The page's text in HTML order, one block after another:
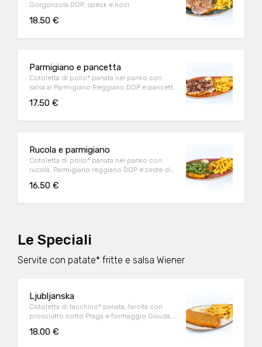
Gorgonzola DOP, speck e noci
18.50 €
Parmigiano e pancetta
Cotoletta di pollo* panata nel panko con
salsa al Parmigiano Reggiano DOP e pancetta
17.50 €
Rucola e parmigiano
Cotoletta di pollo* panata nel panko con
rucola, Parmigiano reggiano DOP e zeste di
16.50 €
Le Speciali
Servite con patate* fritte e salsa Wiener
Ljubljanska
Cotoletta di tacchino* panata, farcita con
prosciutto cotto Praga e formaggio Gouda,
18.00 €